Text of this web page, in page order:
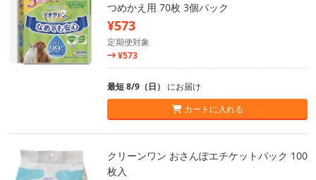
つめかえ用 70枚 3個パック
¥573
定期便対象
¥573
最短 8/9（日） にお届け
カートに入れる
クリーンワン おさんぽエチケットパック 100
枚入